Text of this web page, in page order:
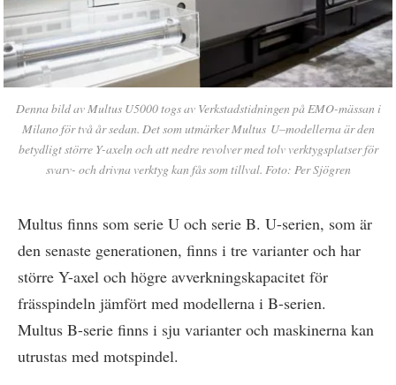
Denna bild av Multus U5000 togs av Verkstadstidningen på EMO-mässan i
Milano för två år sedan. Det som utmärker Multus U–modellerna är den
betydligt större Y-axeln och att nedre revolver med tolv verktygsplatser för
svarv- och drivna verktyg kan fås som tillval. Foto: Per Sjögren
Multus finns som serie U och serie B. U-serien, som är
den senaste generationen, finns i tre varianter och har
större Y-axel och högre avverkningskapacitet för
frässpindeln jämfört med modellerna i B-serien.
Multus B-serie finns i sju varianter och maskinerna kan
utrustas med motspindel.